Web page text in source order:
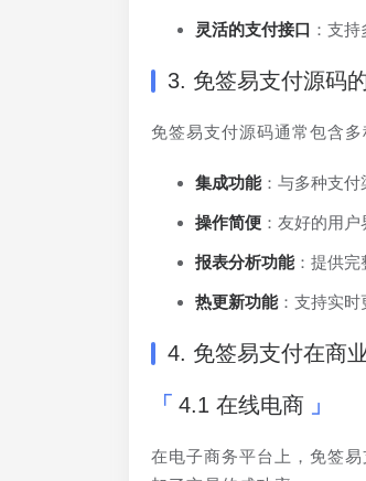
灵活的支付接口 ：支
3. 免签易支付源码
免签易支付源码通常包含
集成功能：与多种支付
操作简便 ：友好的用
报表分析功能：提供完
热更新功能：支持实时
4. 免签易支付在商
4.1 在线电商
在电子商务平台上，免签